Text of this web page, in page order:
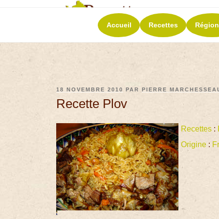
La richesse
Accueil Recettes
18 NOVEMBRE 2010 PARPIERRE
Recette Plov
Recettes :
Origine :